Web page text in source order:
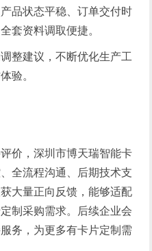
品状态平稳、订单交付时
套资料调取便捷。
整建议，不断优化生产工
验。
价，深圳市博天瑞智能卡
全流程沟通、后期技术支
大量正向反馈，能够适配
制采购需求。后续企业会
务，为更多有卡片定制需